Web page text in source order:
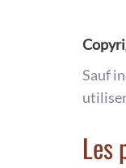
Sauf
Les